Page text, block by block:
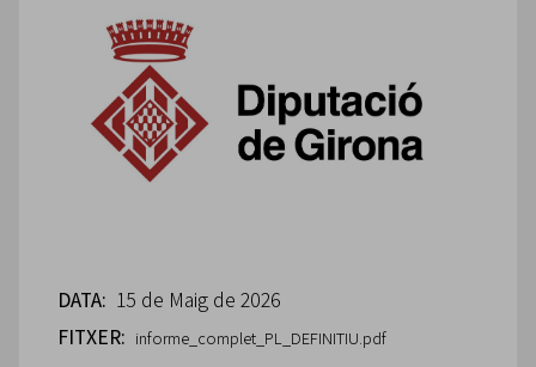
DATA: 15 de Maig de 2026
FITXER: informe_complet_PL_DEFINITIU.pdf